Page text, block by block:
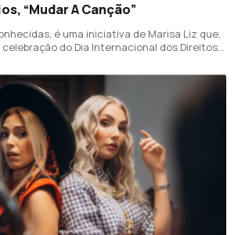
“Mudar A Canção”
é uma iniciativa de Marisa Liz que,
do Dia Internacional dos Direitos